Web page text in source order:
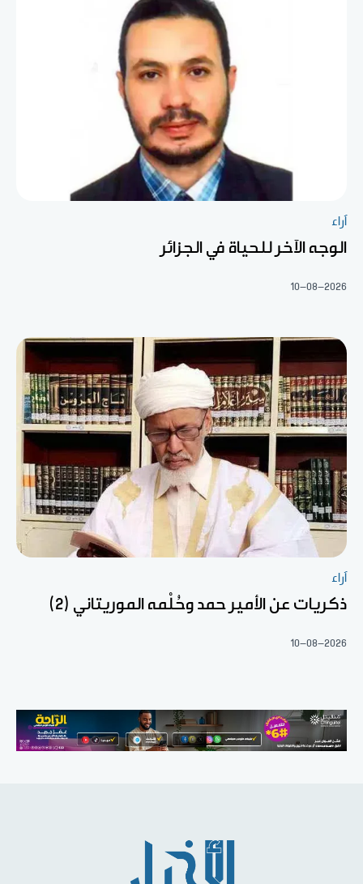
آراء
الوجه الآخر للحياة في الجزائر
10-08-2026
آراء
ذكريات عن الأمير حمد وحُلْمه الموريتاني (2)
10-08-2026